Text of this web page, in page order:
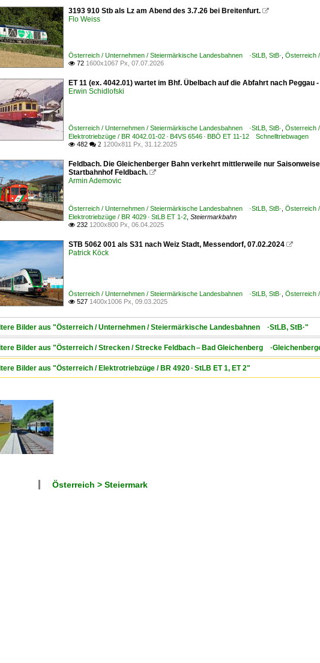
3193 910 Stb als Lz am Abend des 3.7.26 bei Breitenfurt. 
Flo Weiss
Österreich / Unternehmen / Steiermärkische Landesbahnen ·StLB, StB· Österreich
 72 1600x1067 Px, 07.07.2026
ET 11 (ex. 4042.01) wartet im Bhf. Übelbach auf die Abfahrt nach Peggau
Erwin Schidlofski
Österreich / Unternehmen / Steiermärkische Landesbahnen ·StLB, StB· Österreich
Elektrotriebzüge / BR 4042.01-02 · B4VS 6546 · BBÖ ET 11-12 Schnelltriebwagen
 482  2 1200x811 Px, 31.12.2025
Feldbach. Die Gleichenberger Bahn verkehrt mittlerweile nur
Startbahnhof Feldbach. 
Armin Ademovic
Österreich / Unternehmen / Steiermärkische Landesbahnen ·StLB, StB· Österreich
Elektrotriebzüge / BR 4029 · StLB ET 1-2 Steiermarkbahn
 232 1200x800 Px, 06.04.2025
STB 5062 001 als S31 nach Weiz Stadt, Messendorf, 07.02.2024 
Patrick Köck
Österreich / Unternehmen / Steiermärkische Landesbahnen ·StLB, StB· Österreich
 527 1400x1006 Px, 09.03.2025
Bilder aus "Österreich / Unternehmen / Steiermärkische Landesbahnen ·StLB, StB·"
Bilder aus "Österreich / Strecken / Strecke Feldbach – Bad Gleichenberg
Bilder aus "Österreich / Elektrotriebzüge / BR 4920 · StLB ET 1, ET 2"
Österreich > Steiermark